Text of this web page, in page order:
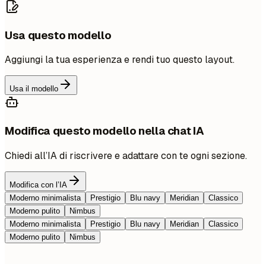
Usa questo modello
Aggiungi la tua esperienza e rendi tuo questo layout.
Usa il modello
Modifica questo modello nella chat IA
Chiedi all’IA di riscrivere e adattare con te ogni sezione.
Modifica con l’IA
Moderno minimalista
Prestigio Blu navy Meridian
Classico
Moderno pulito
Nimbus
Moderno minimalista
Prestigio Blu navy Meridian
Classico
Moderno pulito
Nimbus